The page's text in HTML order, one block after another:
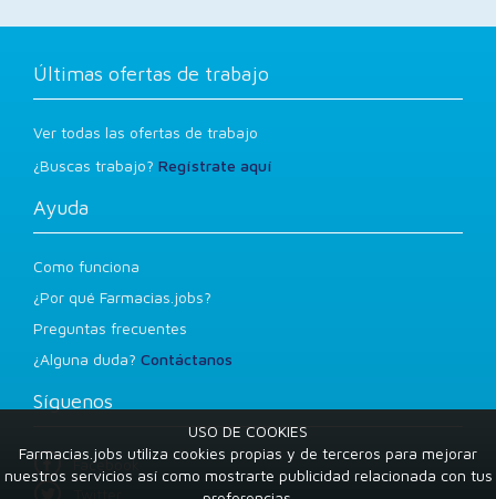
Últimas ofertas de trabajo
Ver todas las ofertas de trabajo
¿Buscas trabajo? Regístrate aquí
Ayuda
Como funciona
¿Por qué Farmacias.jobs?
Preguntas frecuentes
¿Alguna duda? Contáctanos
Síguenos
Facebook
USO DE COOKIES
Farmacias.jobs utiliza cookies propias y de terceros para mejorar
nuestros servicios así como mostrarte publicidad relacionada con tus